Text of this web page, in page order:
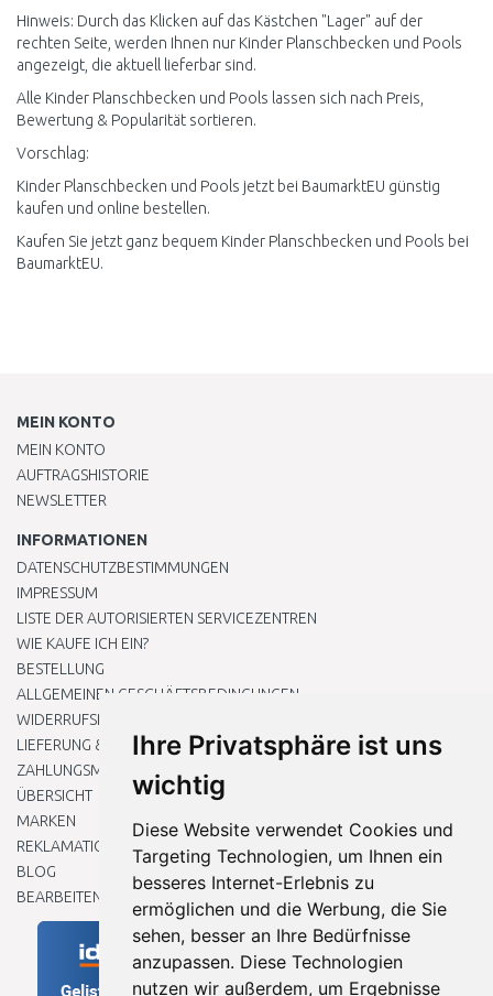
Ihre Privatsphäre ist uns
wichtig
Diese Website verwendet Cookies und
Targeting Technologien, um Ihnen ein
besseres Internet-Erlebnis zu
ermöglichen und die Werbung, die Sie
sehen, besser an Ihre Bedürfnisse
anzupassen. Diese Technologien
nutzen wir außerdem, um Ergebnisse
Hinweis: Durch das Klicken auf das Kästchen "Lager" auf der
rechten Seite, werden Ihnen nur Kinder Planschbecken und Pools
angezeigt, die aktuell lieferbar sind.
Alle Kinder Planschbecken und Pools lassen sich nach Preis,
Bewertung & Popularität sortieren.
Vorschlag:
Kinder Planschbecken und Pools jetzt bei BaumarktEU günstig
kaufen und online bestellen.
Kaufen Sie jetzt ganz bequem Kinder Planschbecken und Pools bei
BaumarktEU.
MEIN KONTO
MEIN KONTO
AUFTRAGSHISTORIE
NEWSLETTER
INFORMATIONEN
DATENSCHUTZBESTIMMUNGEN
IMPRESSUM
LISTE DER AUTORISIERTEN SERVICEZENTREN
WIE KAUFE ICH EIN?
BESTELLUNG
ALLGEMEINEN GESCHÄFTSBEDINGUNGEN
WIDERRUFSRECHT
LIEFERUNG & ZAHLUNG
ZAHLUNGSMETHODEN
ÜBERSICHT
MARKEN
REKLAMATIONEN UND RETOUREN
BLOG
BEARBEITEN SIE MEINE COOKIE-EINSTELLUNGEN